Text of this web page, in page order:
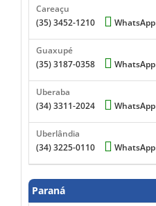
Careaçu
(35) 3452-1210
WhatsApp
Guaxupé
(35) 3187-0358
WhatsApp
Uberaba
(34) 3311-2024
WhatsApp
Uberlândia
(34) 3225-0110
WhatsApp
Paraná